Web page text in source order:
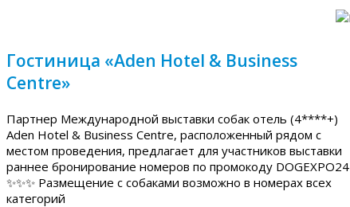
Гостиница «Aden Hotel & Business
Centre»
Партнер Международной выставки собак отель (4****+)
Aden Hotel & Business Centre, расположенный рядом с
местом проведения, предлагает для участников выставки
раннее бронирование номеров по промокоду DOGEXPO24
✨✨✨ Размещение с собаками возможно в номерах всех
категорий